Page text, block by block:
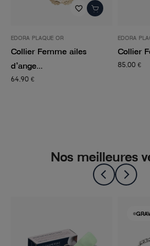
favorite_border
EDORA PLAQUE OR
Collier Femme ailes
d’ange...
64,90 €
EDORA
Collier
85,00 €
Nos meilleures